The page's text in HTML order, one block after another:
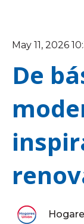
May 11, 2026
De